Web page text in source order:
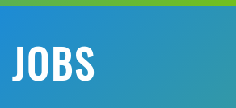
JOBS